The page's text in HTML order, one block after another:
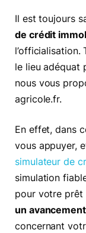
Il est toujours
de crédit
le lieu adéquat
nous vous
agricole.fr.
En effet, dans
vous appuyer,
simulateur de
simulation
pour votre prêt
un
concernant